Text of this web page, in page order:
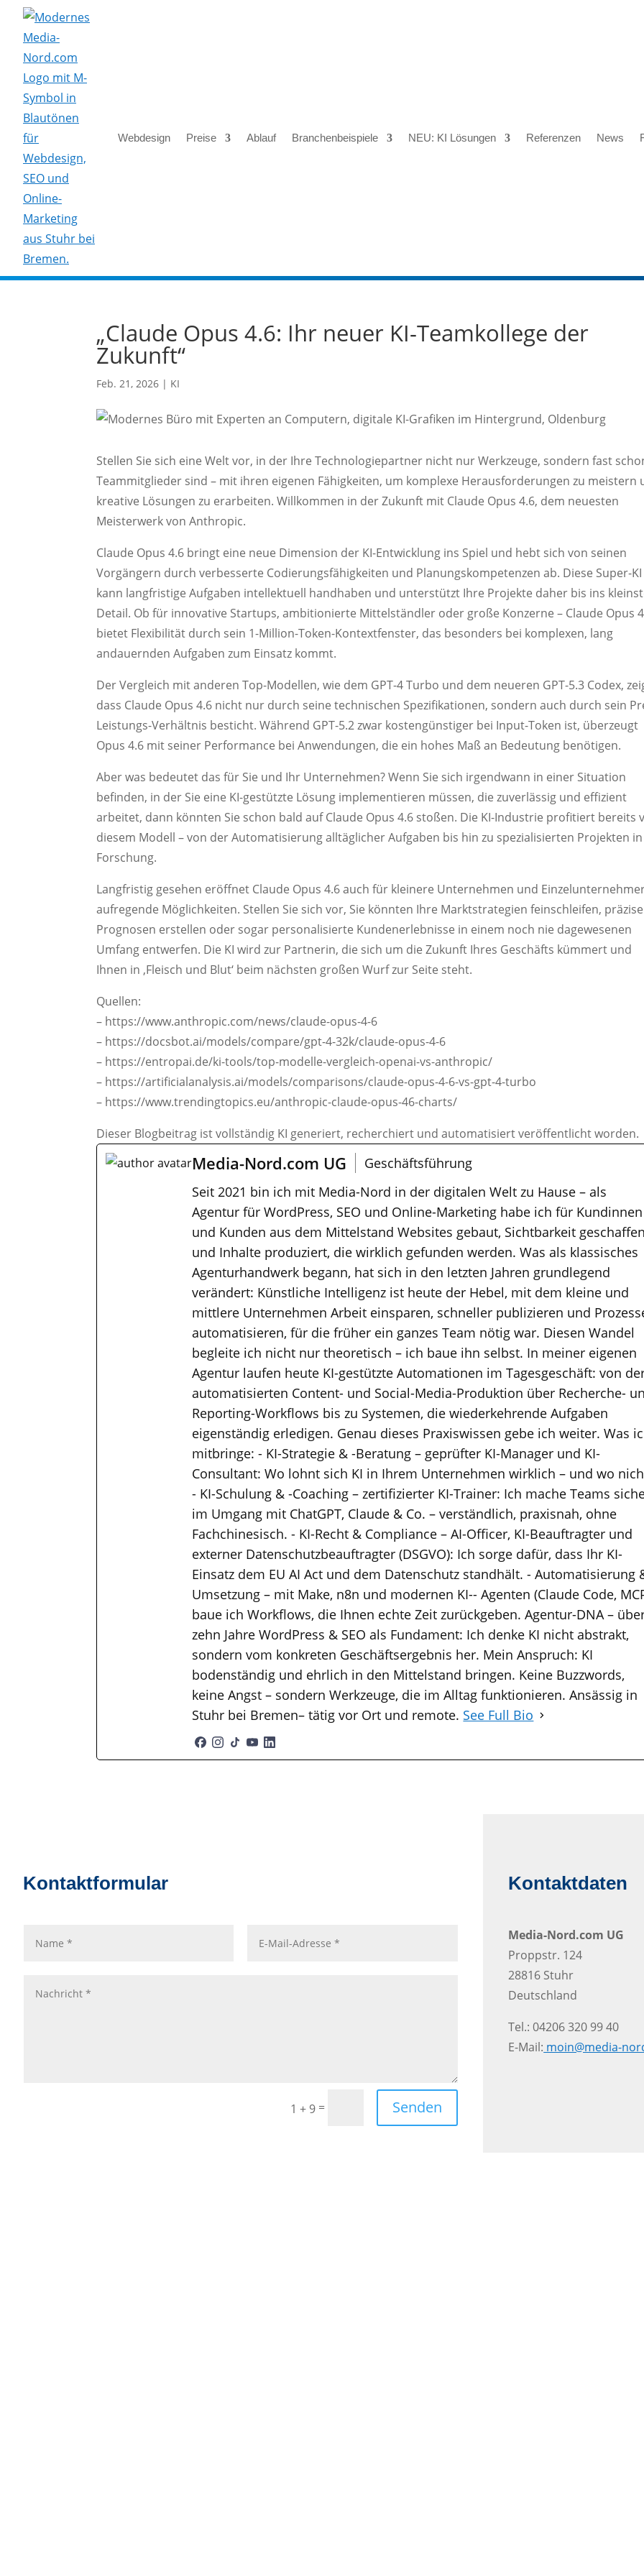
Webdesign Preise Ablauf Branchenbeispiele NEU: KI Lösungen Referenzen News
„Claude Opus 4.6: Ihr neuer KI-Teamkollege der
Zukunft“
Feb. 21, 2026 | KI
Stellen Sie sich eine Welt vor, in der Ihre Technologiepartner nicht nur Werkzeuge, sondern fast
Teammitglieder sind – mit ihren eigenen Fähigkeiten, um komplexe Herausforderungen zu meistern
kreative Lösungen zu erarbeiten. Willkommen in der Zukunft mit Claude Opus 4.6, dem neuesten
Meisterwerk von Anthropic.
Claude Opus 4.6 bringt eine neue Dimension der KI-Entwicklung ins Spiel und hebt sich von seinen
Vorgängern durch verbesserte Codierungsfähigkeiten und Planungskompetenzen ab. Diese Super-KI
kann langfristige Aufgaben intellektuell handhaben und unterstützt Ihre Projekte daher bis ins
Detail. Ob für innovative Startups, ambitionierte Mittelständler oder große Konzerne – Claude Opus
bietet Flexibilität durch sein 1-Million-Token-Kontextfenster, das besonders bei komplexen, lang
andauernden Aufgaben zum Einsatz kommt.
Der Vergleich mit anderen Top-Modellen, wie dem GPT-4 Turbo und dem neueren GPT-5.3 Codex,
dass Claude Opus 4.6 nicht nur durch seine technischen Spezifikationen, sondern auch durch sein
Leistungs-Verhältnis besticht. Während GPT-5.2 zwar kostengünstiger bei Input-Token ist, überzeugt
Opus 4.6 mit seiner Performance bei Anwendungen, die ein hohes Maß an Bedeutung benötigen.
Aber was bedeutet das für Sie und Ihr Unternehmen? Wenn Sie sich irgendwann in einer Situation
befinden, in der Sie eine KI-gestützte Lösung implementieren müssen, die zuverlässig und effizient
arbeitet, dann könnten Sie schon bald auf Claude Opus 4.6 stoßen. Die KI-Industrie profitiert bereits
diesem Modell – von der Automatisierung alltäglicher Aufgaben bis hin zu spezialisierten Projekten
Forschung.
Langfristig gesehen eröffnet Claude Opus 4.6 auch für kleinere Unternehmen und
aufregende Möglichkeiten. Stellen Sie sich vor, Sie könnten Ihre Marktstrategien feinschleifen,
Prognosen erstellen oder sogar personalisierte Kundenerlebnisse in einem noch nie dagewesenen
Umfang entwerfen. Die KI wird zur Partnerin, die sich um die Zukunft Ihres Geschäfts kümmert und
Ihnen in ‚Fleisch und Blut‘ beim nächsten großen Wurf zur Seite steht.
Quellen:
– https://www.anthropic.com/news/claude-opus-4-6
– https://docsbot.ai/models/compare/gpt-4-32k/claude-opus-4-6
– https://entropai.de/ki-tools/top-modelle-vergleich-openai-vs-anthropic/
– https://artificialanalysis.ai/models/comparisons/claude-opus-4-6-vs-gpt-4-turbo
– https://www.trendingtopics.eu/anthropic-claude-opus-46-charts/
Dieser Blogbeitrag ist vollständig KI generiert, recherchiert und automatisiert veröffentlicht worden.
Media-Nord.com UG
Geschäftsführung
Seit 2021 bin ich mit Media-Nord in der digitalen Welt zu Hause – als
Agentur für WordPress, SEO und Online-Marketing habe ich für Kundinnen
und Kunden aus dem Mittelstand Websites gebaut, Sichtbarkeit
und Inhalte produziert, die wirklich gefunden werden. Was als klassisches
Agenturhandwerk begann, hat sich in den letzten Jahren grundlegend
verändert: Künstliche Intelligenz ist heute der Hebel, mit dem kleine und
mittlere Unternehmen Arbeit einsparen, schneller publizieren und
automatisieren, für die früher ein ganzes Team nötig war. Diesen Wandel
begleite ich nicht nur theoretisch – ich baue ihn selbst. In meiner eigenen
Agentur laufen heute KI-gestützte Automationen im Tagesgeschäft: von
automatisierten Content- und Social-Media-Produktion über Recherche-
Reporting-Workflows bis zu Systemen, die wiederkehrende Aufgaben
eigenständig erledigen. Genau dieses Praxiswissen gebe ich weiter. Was
mitbringe: - KI-Strategie & -Beratung – geprüfter KI-Manager und KI-
Consultant: Wo lohnt sich KI in Ihrem Unternehmen wirklich – und wo
- KI-Schulung & -Coaching – zertifizierter KI-Trainer: Ich mache Teams
im Umgang mit ChatGPT, Claude & Co. – verständlich, praxisnah, ohne
Fachchinesisch. - KI-Recht & Compliance – AI-Officer, KI-Beauftragter und
externer Datenschutzbeauftragter (DSGVO): Ich sorge dafür, dass Ihr KI-
Einsatz dem EU AI Act und dem Datenschutz standhält. - Automatisierung
Umsetzung – mit Make, n8n und modernen KI-- Agenten (Claude Code,
baue ich Workflows, die Ihnen echte Zeit zurückgeben. Agentur-DNA –
zehn Jahre WordPress & SEO als Fundament: Ich denke KI nicht abstrakt,
sondern vom konkreten Geschäftsergebnis her. Mein Anspruch: KI
bodenständig und ehrlich in den Mittelstand bringen. Keine Buzzwords,
keine Angst – sondern Werkzeuge, die im Alltag funktionieren. Ansässig in
Stuhr bei Bremen– tätig vor Ort und remote. See Full Bio
Kontaktformular
1 + 9= Senden
Kontaktdaten
Media-Nord.com UG
Proppstr. 124
28816 Stuhr
Deutschland
Tel.: 04206 320 99 40
E-Mail: moin@media-